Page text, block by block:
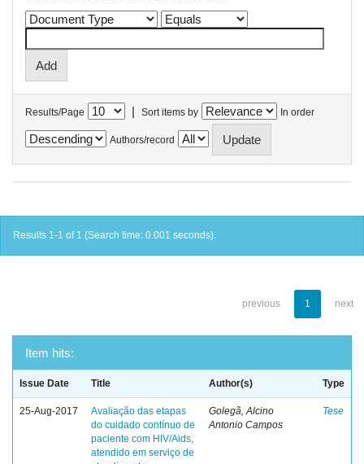
Results/Page | Sort items by In order
Authors/record
Results 1-1 of 1 (Search time: 0.001 seconds).
previous 1 next
Item hits:
Issue Date Title Author(s) Type
25-Aug-2017
Avaliação das etapas
do cuidado contínuo de
paciente com HIV/Aids,
atendido em serviço de
Golegã, Alcino
Antonio Campos
Tese